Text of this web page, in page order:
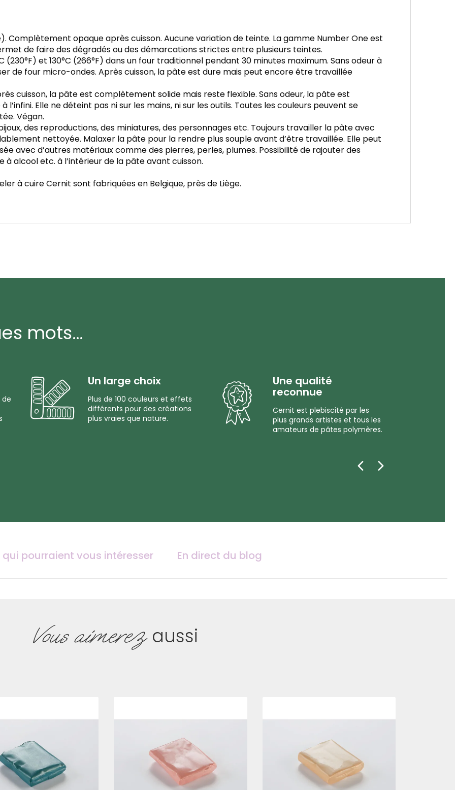
Complètement opaque après cuisson. Aucune variation de teinte. La gamme Number One est
de faire des dégradés ou des démarcations strictes entre plusieurs teintes.
(230°F) et 130°C (266°F) dans un four traditionnel pendant 30 minutes maximum. Sans odeur à
de four micro-ondes. Après cuisson, la pâte est dure mais peut encore être travaillée
cuisson, la pâte est complètement solide mais reste flexible. Sans odeur, la pâte est
Elle ne déteint pas ni sur les mains, ni sur les outils. Toutes les couleurs peuvent se
Végan.
des reproductions, des miniatures, des personnages etc. Toujours travailler la pâte avec
nettoyée. Malaxer la pâte pour la rendre plus souple avant d’être travaillée. Elle peut
avec d’autres matériaux comme des pierres, perles, plumes. Possibilité de rajouter des
alcool etc. à l’intérieur de la pâte avant cuisson.
à cuire Cernit sont fabriquées en Belgique, près de Liège.
mots…
de
Un large choix
Plus de 100 couleurs et effets
différents pour des créations
plus vraies que nature.
Une qualité
reconnue
Cernit est plebiscité par les
plus grands artistes et tous les
amateurs de pâtes polymères.
pourraient vous intéresser En direct du blog
Vous aimerezaussi